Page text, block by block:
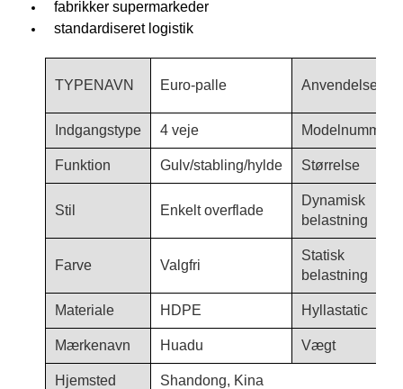
fabrikker supermarkeder
standardiseret logistik
TYPENAVN Euro-palle Anvendelse
Indgangstype 4 veje Modelnummer
Funktion Gulv/stabling/hylde Størrelse
Stil Enkelt overflade
Dynamisk
belastning
Farve Valgfri
Statisk
belastning
Materiale HDPE Hyllastatic
Mærkenavn Huadu Vægt
Hjemsted Shandong, Kina